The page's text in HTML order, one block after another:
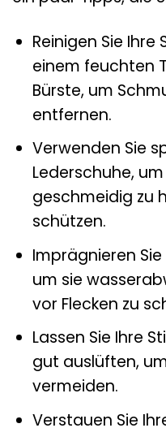
Reinigen Sie
einem feuchten
Bürste, um
entfernen.
Verwenden Sie
Lederschuhe,
geschmeidig zu
schützen.
Imprägnieren
um sie
vor Flecken zu
Lassen Sie Ihre
gut auslüften,
vermeiden.
Verstauen Sie